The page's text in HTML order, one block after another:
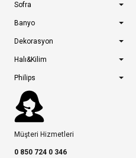
Sofra
Banyo
Dekorasyon
Halı&Kilim
Philips
Müşteri Hizmetleri
0 850 724 0 346